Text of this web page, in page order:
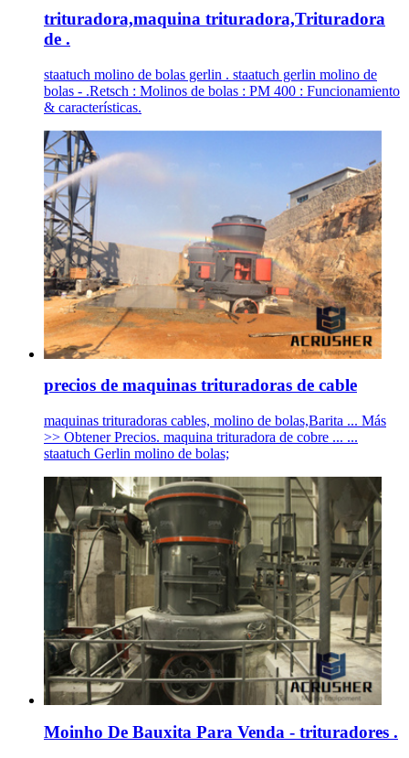
trituradora,maquina trituradora,Trituradora
de .
staatuch molino de bolas gerlin . staatuch gerlin molino de
bolas - .Retsch : Molinos de bolas : PM 400 : Funcionamiento
& características.
precios de maquinas trituradoras de cable
maquinas trituradoras cables, molino de bolas,Barita ... Más
>> Obtener Precios. maquina trituradora de cobre ... ...
staatuch Gerlin molino de bolas;
Moinho De Bauxita Para Venda - trituradores .